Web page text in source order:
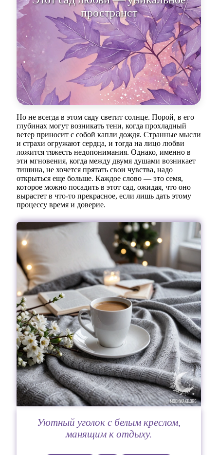
Но не всегда в этом саду светит солнце. Порой, в его
глубинах могут возникать тени, когда прохладный
ветер приносит с собой капли дождя. Странные мысли
и страхи огружают сердца, и тогда на лицо любви
ложится тяжесть недопонимания. Однако, именно в
эти мгновения, когда между двумя душами возникает
тишина, не хочется прятать свои чувства, надо
открыться еще больше. Каждое слово — это семя,
которое можно посадить в этот сад, ожидая, что оно
вырастет в что-то прекрасное, если лишь дать этому
процессу время и доверие.
Уютный уголок с белым креслом,
манящим к отдыху.